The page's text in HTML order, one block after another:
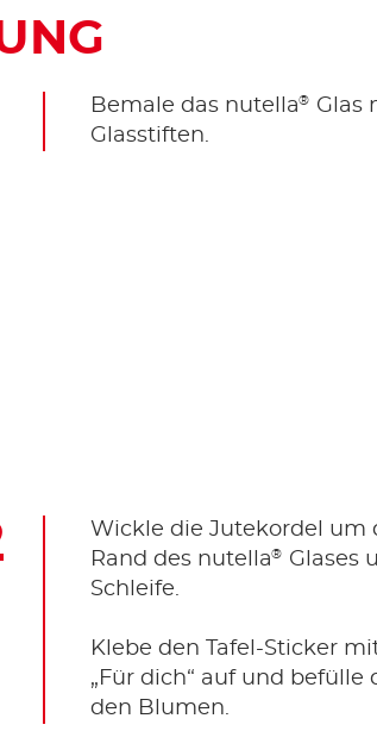
Bemale das nutella®
Glas
Glasstiften.
Wickle die Jutekordel um
Rand des nutella®
Glases
Schleife.
Klebe den Tafel-Sticker
„Für dich“ auf und befülle
den Blumen.